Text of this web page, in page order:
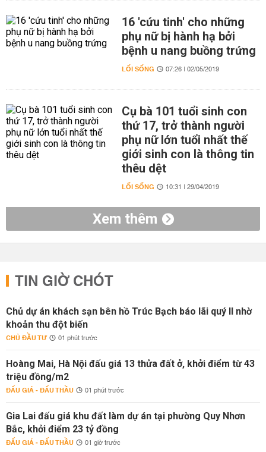
16 'cứu tinh' cho những
phụ nữ bị hành hạ bởi
bệnh u nang buồng trứng
LỐI SỐNG 07:26 | 02/05/2019
Cụ bà 101 tuổi sinh con
thứ 17, trở thành người
phụ nữ lớn tuổi nhất thế
giới sinh con là thông tin
thêu dệt
LỐI SỐNG 10:31 | 29/04/2019
Xem thêm
TIN GIỜ CHÓT
Chủ dự án khách sạn bên hồ Trúc Bạch báo lãi quý II nhờ
khoản thu đột biến
CHỦ ĐẦU TƯ 01 phút trước
Hoàng Mai, Hà Nội đấu giá 13 thửa đất ở, khởi điểm từ 43
triệu đồng/m2
ĐẤU GIÁ - ĐẤU THẦU 01 phút trước
Gia Lai đấu giá khu đất làm dự án tại phường Quy Nhơn
Bắc, khởi điểm 23 tỷ đồng
ĐẤU GIÁ - ĐẤU THẦU 01 giờ trước